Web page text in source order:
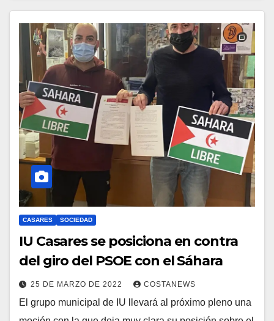
CASARES SOCIEDAD
IU Casares se posiciona en contra
del giro del PSOE con el Sáhara
25 DE MARZO DE 2022 COSTANEWS
El grupo municipal de IU llevará al próximo pleno una